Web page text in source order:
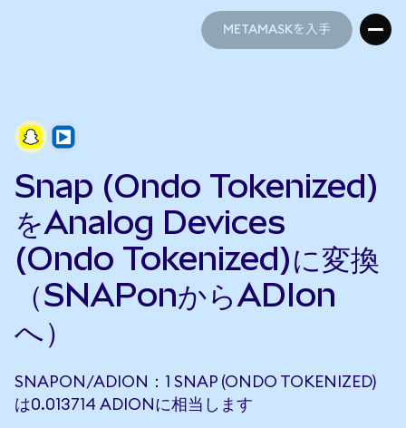
METAMASKを入手
Snap (Ondo Tokenized)
をAnalog Devices
(Ondo Tokenized)に変換
（SNAPonからADIon
へ）
SNAPON/ADION：1 SNAP (ONDO TOKENIZED)
は0.013714 ADIONに相当します